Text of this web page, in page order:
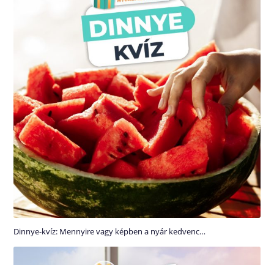
Dinnye-kvíz: Mennyire vagy képben a nyár kedvenc…